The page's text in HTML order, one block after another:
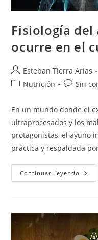
Fisiología del
ocurre en el
Autor
de
Esteban Tierra Arias
Categoría
la
entrada:
Nutrición
la
entrada:
Sin
En un mundo donde el
ultraprocesados y los
protagonistas, el ayuno
práctica y respaldada
Continuar Leyendo
Del
El